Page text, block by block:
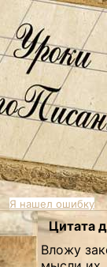
Я нашел ошибку
Цитата
Вложу